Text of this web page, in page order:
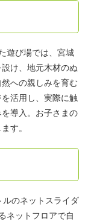
遊び場では、宮城
け、地元木材のぬ
への親しみを育む
活用し、実際に触
導入。お子さまの
す。
のネットスライダ
ネットフロアで自